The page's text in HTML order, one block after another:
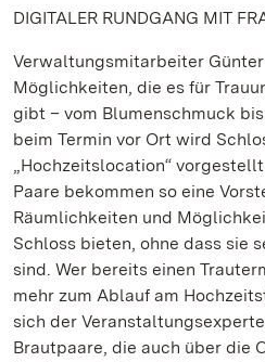
DIGITALER RUNDGANG MIT
Verwaltungsmitarbeiter
Möglichkeiten, die es für
gibt – vom Blumenschmuck
beim Termin vor Ort wird
„Hochzeitslocation“
Paare bekommen so eine
Räumlichkeiten und
Schloss bieten, ohne dass sie
sind. Wer bereits einen
mehr zum Ablauf am
sich der
Brautpaare, die auch über die